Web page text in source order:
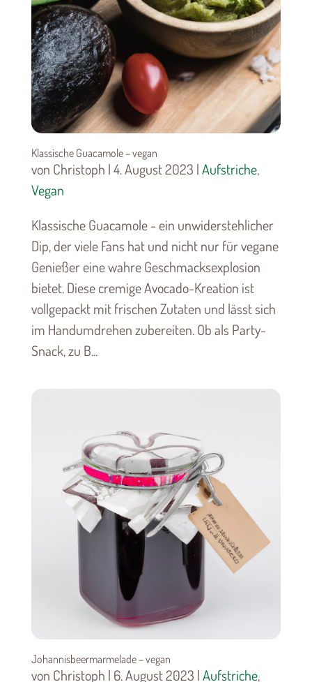
Klassische Guacamole – vegan
von Christoph | 4. August 2023 |Aufstriche,
Vegan
Klassische Guacamole - ein unwiderstehlicher
Dip, der viele Fans hat und nicht nur für vegane
Genießer eine wahre Geschmacksexplosion
bietet. Diese cremige Avocado-Kreation ist
vollgepackt mit frischen Zutaten und lässt sich
im Handumdrehen zubereiten. Ob als Party-
Snack, zu B...
Johannisbeermarmelade – vegan
von Christoph | 6. August 2023 |Aufstriche,